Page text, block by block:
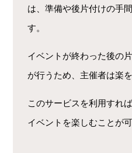
は、準備や後片付けの手
す。
イベントが終わった後の
が行うため、主催者は楽
このサービスを利用すれ
イベントを楽しむことが